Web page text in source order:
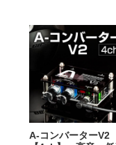
A-コンバーターV2